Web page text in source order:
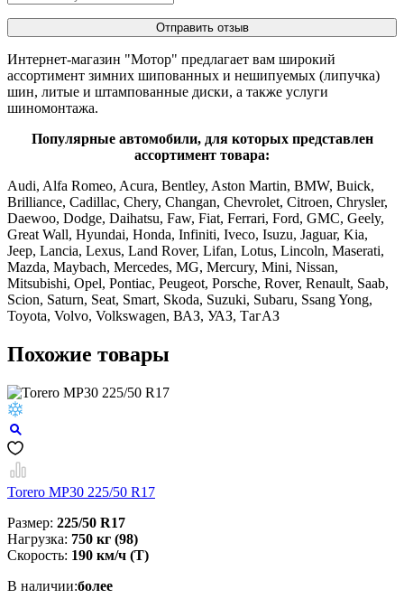
Отправить отзыв
Интернет-магазин "Мотор" предлагает вам широкий
ассортимент зимних шипованных и нешипуемых (липучка)
шин, литые и штампованные диски, а также услуги
шиномонтажа.
Популярные автомобили, для которых представлен
ассортимент товара:
Audi, Alfa Romeo, Acura, Bentley, Aston Martin, BMW, Buick,
Brilliance, Cadillac, Chery, Changan, Chevrolet, Citroen, Chrysler,
Daewoo, Dodge, Daihatsu, Faw, Fiat, Ferrari, Ford, GMC, Geely,
Great Wall, Hyundai, Honda, Infiniti, Iveco, Isuzu, Jaguar, Kia,
Jeep, Lancia, Lexus, Land Rover, Lifan, Lotus, Lincoln, Maserati,
Mazda, Maybach, Mercedes, MG, Mercury, Mini, Nissan,
Mitsubishi, Opel, Pontiac, Peugeot, Porsche, Rover, Renault, Saab,
Scion, Saturn, Seat, Smart, Skoda, Suzuki, Subaru, Ssang Yong,
Toyota, Volvo, Volkswagen, ВАЗ, УАЗ, ТагАЗ
Похожие товары
Torero MP30 225/50 R17
Размер: 225/50 R17
Нагрузка: 750 кг (98)
Скорость: 190 км/ч (T)
В наличии:более